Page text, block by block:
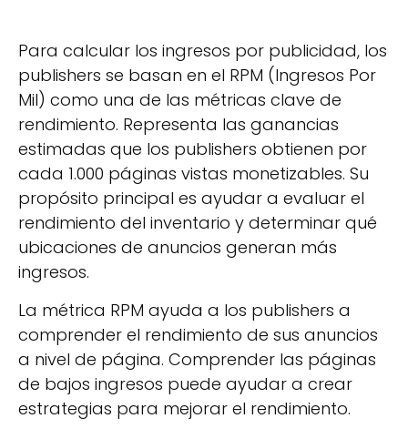
Para calcular los ingresos por publicidad, los
publishers se basan en el RPM (Ingresos Por
Mil) como una de las métricas clave de
rendimiento. Representa las ganancias
estimadas que los publishers obtienen por
cada 1.000 páginas vistas monetizables. Su
propósito principal es ayudar a evaluar el
rendimiento del inventario y determinar qué
ubicaciones de anuncios generan más
ingresos.
La métrica RPM ayuda a los publishers a
comprender el rendimiento de sus anuncios
a nivel de página. Comprender las páginas
de bajos ingresos puede ayudar a crear
estrategias para mejorar el rendimiento.